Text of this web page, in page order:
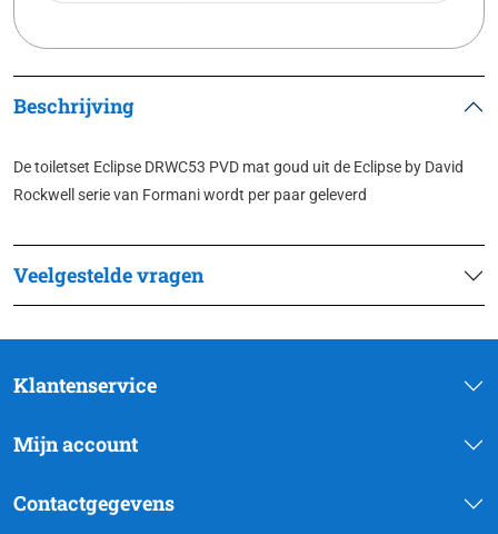
Beschrijving
De toiletset Eclipse DRWC53 PVD mat goud uit de Eclipse by David
Rockwell serie van Formani wordt per paar geleverd
Veelgestelde vragen
Klantenservice
Mijn account
Contactgegevens